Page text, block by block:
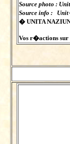
Source photo :
Source info :
� UNITA
Vos r�actions